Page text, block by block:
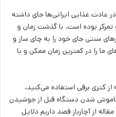
عادت غذایی ایرانی‌ها جای داشته
بوده است. با گذشت زمان و
سنتی جای خود را به چای ساز و
ما را در کمترین زمان ممکن و با
کتری برقی استفاده می­‌کنید،
شدن دستگاه قبل از جوشیدن
از آچارباز قصد داریم دلایل